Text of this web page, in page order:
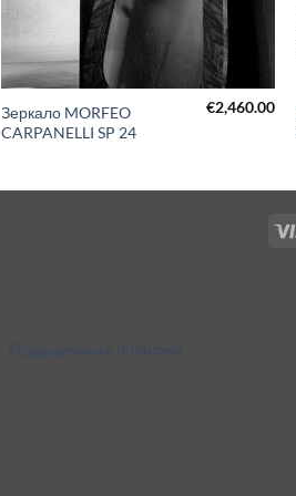
Зеркало MORFEO
CARPANELLI SP 24
€2,460.00
Редакционная политика